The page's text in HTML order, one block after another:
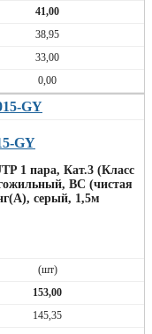
41,00
38,95
33,00
0,00
GY
1 пара, Кат.3 (Класс
BC (чистая
серый, 1,5м
(шт)
153,00
145,35